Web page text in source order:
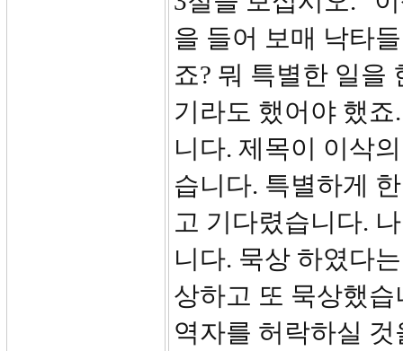
을 들어 보매 낙타
죠? 뭐 특별한 일을
기라도 했어야 했
니다. 제목이 이삭
습니다. 특별하게
고 기다렸습니다.
니다. 묵상 하였다
상하고 또 묵상했
역자를 허락하실